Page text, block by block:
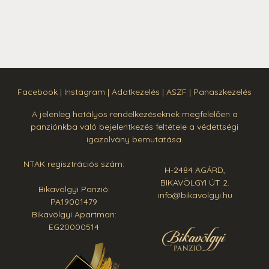
Facebook | Instagram | Adatkezelés | ASZF | Panaszkezelés
A jelenleg hatályos rendelkezéseknek megfelelően a
panziónkba való bejelentkezés feltétele a védettségi
igazolvány bemutatása.
NTAK regisztrációs szám:
Bikavölgyi Panzió:
PA19001479
Bikavölgyi Apartman:
EG20000514
H-2484 AGÁRD,
BIKAVÖLGYI ÚT 2.
info@bikavolgyi.hu